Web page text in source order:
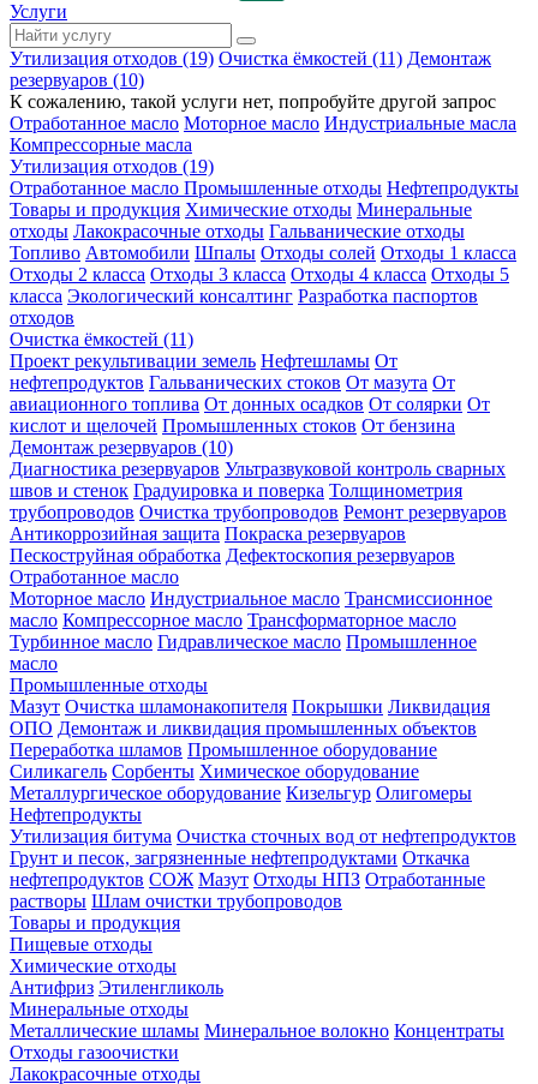
Услуги
Утилизация отходов (19) Очистка ёмкостей (11) Демонтаж
резервуаров (10)
К сожалению, такой услуги нет, попробуйте другой запрос
Отработанное масло Моторное масло Индустриальные масла
Компрессорные масла
Утилизация отходов (19)
Отработанное масло Промышленные отходы Нефтепродукты
Товары и продукция Химические отходы Минеральные
отходы Лакокрасочные отходы Гальванические отходы
Топливо Автомобили Шпалы Отходы солей Отходы 1 класса
Отходы 2 класса Отходы 3 класса Отходы 4 класса Отходы 5
класса Экологический консалтинг Разработка паспортов
отходов
Очистка ёмкостей (11)
Проект рекультивации земель Нефтешламы От
нефтепродуктов Гальванических стоков От мазута От
авиационного топлива От донных осадков От солярки От
кислот и щелочей Промышленных стоков От бензина
Демонтаж резервуаров (10)
Диагностика резервуаров Ультразвуковой контроль сварных
швов и стенок Градуировка и поверка Толщинометрия
трубопроводов Очистка трубопроводов Ремонт резервуаров
Антикоррозийная защита Покраска резервуаров
Пескоструйная обработка Дефектоскопия резервуаров
Отработанное масло
Моторное масло Индустриальное масло Трансмиссионное
масло Компрессорное масло Трансформаторное масло
Турбинное масло Гидравлическое масло Промышленное
масло
Промышленные отходы
Мазут Очистка шламонакопителя Покрышки Ликвидация
ОПО Демонтаж и ликвидация промышленных объектов
Переработка шламов Промышленное оборудование
Силикагель Сорбенты Химическое оборудование
Металлургическое оборудование Кизельгур Олигомеры
Нефтепродукты
Утилизация битума Очистка сточных вод от нефтепродуктов
Грунт и песок, загрязненные нефтепродуктами Откачка
нефтепродуктов СОЖ Мазут Отходы НПЗ Отработанные
растворы Шлам очистки трубопроводов
Товары и продукция
Пищевые отходы
Химические отходы
Антифриз Этиленгликоль
Минеральные отходы
Металлические шламы Минеральное волокно Концентраты
Отходы газоочистки
Лакокрасочные отходы